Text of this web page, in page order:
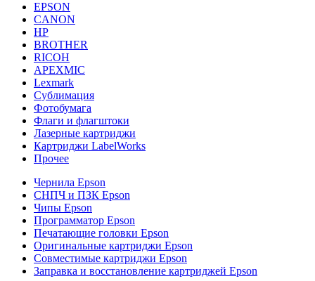
EPSON
CANON
HP
BROTHER
RICOH
APEXMIC
Lexmark
Сублимация
Фотобумага
Флаги и флагштоки
Лазерные картриджи
Картриджи LabelWorks
Прочее
Чернила Epson
СНПЧ и ПЗК Epson
Чипы Epson
Программатор Epson
Печатающие головки Epson
Оригинальные картриджи Epson
Совместимые картриджи Epson
Заправка и восстановление картриджей Epson